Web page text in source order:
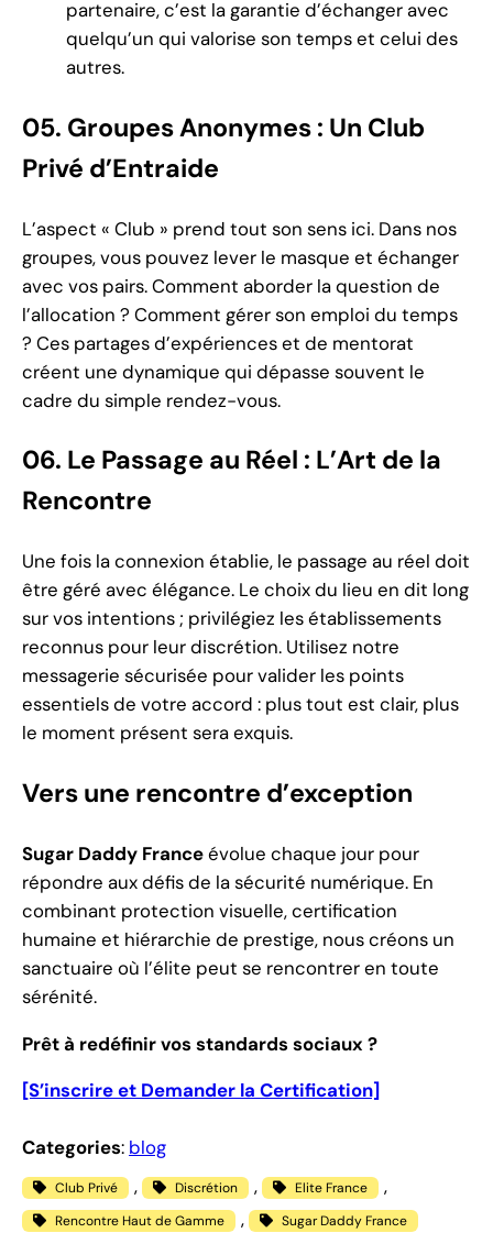
partenaire, c’est la garantie d’échanger avec
quelqu’un qui valorise son temps et celui des
autres.
05. Groupes Anonymes : Un Club
Privé d’Entraide
L’aspect « Club » prend tout son sens ici. Dans nos
groupes, vous pouvez lever le masque et échanger
avec vos pairs. Comment aborder la question de
l’allocation ? Comment gérer son emploi du temps
? Ces partages d’expériences et de mentorat
créent une dynamique qui dépasse souvent le
cadre du simple rendez-vous.
06. Le Passage au Réel : L’Art de la
Rencontre
Une fois la connexion établie, le passage au réel doit
être géré avec élégance. Le choix du lieu en dit long
sur vos intentions ; privilégiez les établissements
reconnus pour leur discrétion. Utilisez notre
messagerie sécurisée pour valider les points
essentiels de votre accord : plus tout est clair, plus
le moment présent sera exquis.
Vers une rencontre d’exception
Sugar Daddy Franceévolue chaque jour pour
répondre aux défis de la sécurité numérique. En
combinant protection visuelle, certification
humaine et hiérarchie de prestige, nous créons un
sanctuaire où l’élite peut se rencontrer en toute
sérénité.
Prêt à redéfinir vos standards sociaux ?
[S’inscrire et Demander la Certification]
Categories: blog
Club Privé , Discrétion , Elite France ,
Rencontre Haut de Gamme , Sugar Daddy France